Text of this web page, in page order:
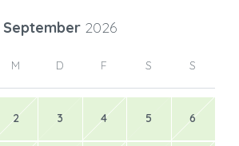
September 2026
M D F S S
2 3 4 5 6